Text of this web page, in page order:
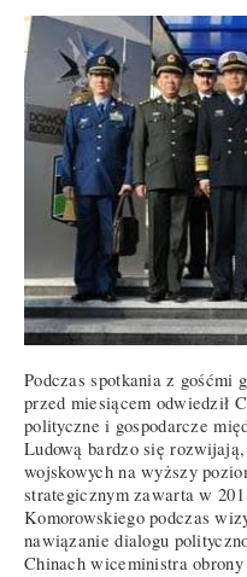
Podczas spotkania z
przed miesiącem odwiedził
polityczne i gospodarcze
Ludową bardzo się
wojskowych na wyższy
strategicznym zawarta w
Komorowskiego podczas
nawiązanie dialogu
Chinach wiceministra